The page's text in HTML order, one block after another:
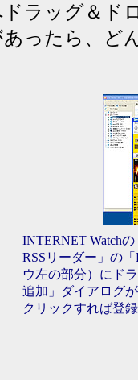
ドラッグ＆ド
あったら、ど
INTERNET Watch
RSSリーダー」の
ウ左の部分）にド
追加」ダイアログ
クリックすれば登